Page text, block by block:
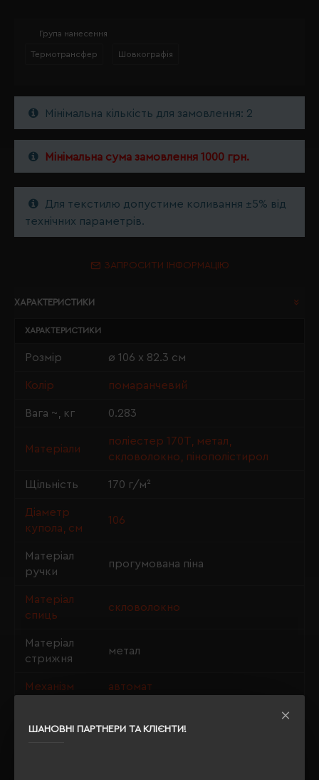
ШАНОВНІ ПАРТНЕРИ ТА КЛІЄНТИ!
Група нанесення
Термотрансфер Шовкографія
Мінімальна кількість для замовлення: 2
Мінімальна сума замовлення 1000 грн.
Для текстилю допустиме коливання ±5% від
технічних параметрів.
ЗАПРОСИТИ ІНФОРМАЦІЮ
ХАРАКТЕРИСТИКИ
ХАРАКТЕРИСТИКИ
Розмір ø 106 х 82.3 см
Колір помаранчевий
Вага ~, кг 0.283
Матеріали
поліестер 170T, метал,
скловолокно, пінополістирол
Щільність 170 г/м²
Діаметр
купола, см
106
Матеріал
ручки
прогумована піна
Матеріал
спиць
скловолокно
Матеріал
стрижня
метал
Механізм автомат